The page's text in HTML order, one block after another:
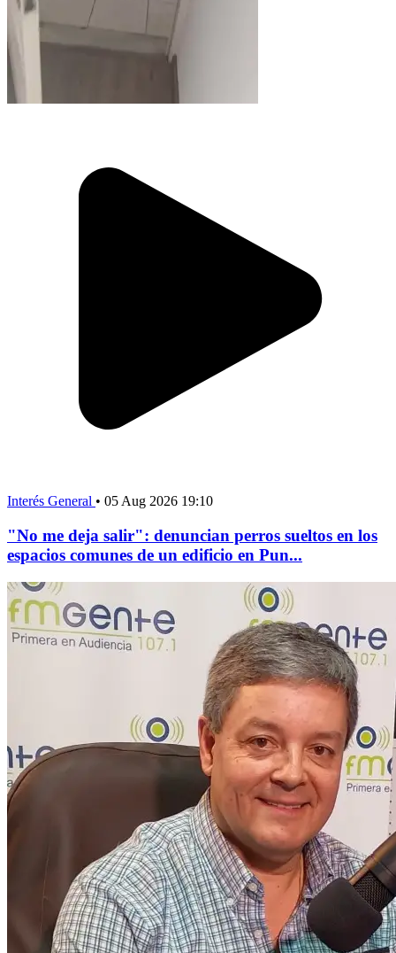
Interés General • 05 Aug 2026 19:10
"No me deja salir": denuncian perros sueltos en los
espacios comunes de un edificio en Pun...